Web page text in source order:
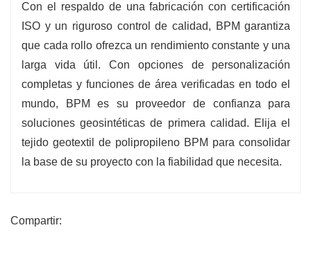
Con el respaldo de una fabricación con certificación
ISO y un riguroso control de calidad, BPM garantiza
que cada rollo ofrezca un rendimiento constante y una
larga vida útil. Con opciones de personalización
completas y funciones de área verificadas en todo el
mundo, BPM es su proveedor de confianza para
soluciones geosintéticas de primera calidad. Elija el
tejido geotextil de polipropileno BPM para consolidar
la base de su proyecto con la fiabilidad que necesita.
Compartir: